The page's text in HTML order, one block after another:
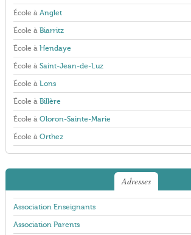
École à Anglet
École à Biarritz
École à Hendaye
École à Saint-Jean-de-Luz
École à Lons
École à Billère
École à Oloron-Sainte-Marie
École à Orthez
Adresses
Association Enseignants
Association Parents